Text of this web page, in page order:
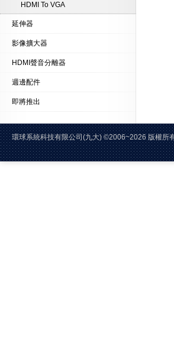
HDMI To VGA
延伸器
影像擴大器
HDMI聲音分離器
週邊配件
即將推出
環球系統科技有限公司(九大) ©2006~2026
電話